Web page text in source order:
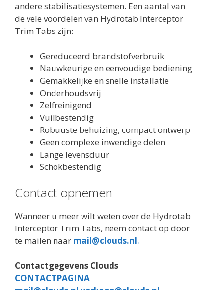
andere stabilisatiesystemen. Een aantal van
de vele voordelen van Hydrotab Interceptor
Trim Tabs zijn:
Gereduceerd brandstofverbruik
Nauwkeurige en eenvoudige bediening
Gemakkelijke en snelle installatie
Onderhoudsvrij
Zelfreinigend
Vuilbestendig
Robuuste behuizing, compact ontwerp
Geen complexe inwendige delen
Lange levensduur
Schokbestendig
Contact opnemen
Wanneer u meer wilt weten over de Hydrotab
Interceptor Trim Tabs, neem contact op door
te mailen naar mail@clouds.nl.
Contactgegevens Clouds
CONTACTPAGINA